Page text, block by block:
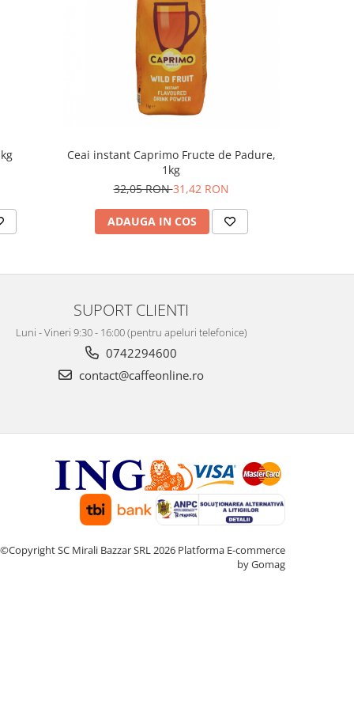
Ceai instant Caprimo Fructe de Padure,
1kg
32,05 RON31,42 RON
ADAUGA IN COS
SUPORT CLIENTI
Luni - Vineri 9:30 - 16:00 (pentru apeluri telefonice)
0742294600
contact@caffeonline.ro
©Copyright SC Mirali Bazzar SRL 2026 Platforma E-commerce
by Gomag